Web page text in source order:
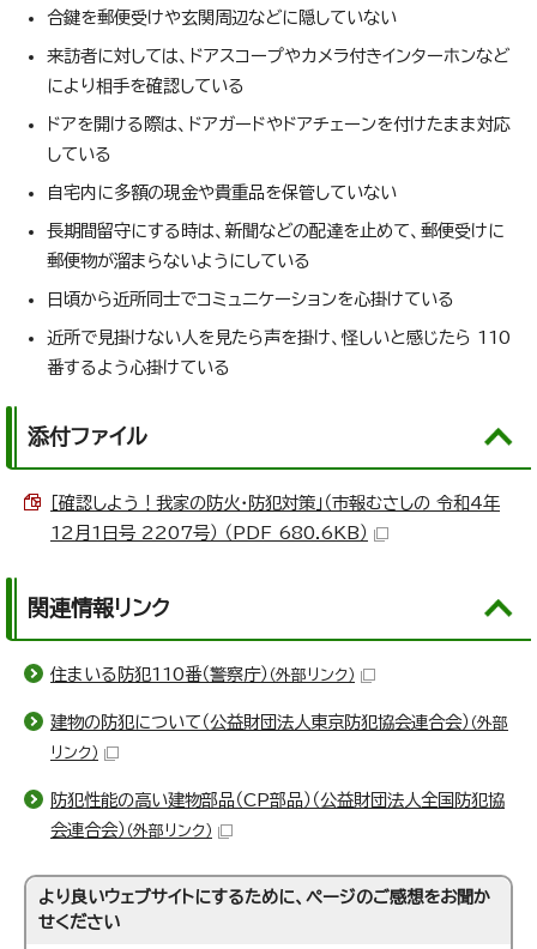
合鍵を郵便受けや玄関周辺などに隠していない
来訪者に対しては、ドアスコープやカメラ付きインターホンなど
により相手を確認している
ドアを開ける際は、ドアガードやドアチェーンを付けたまま対応
している
自宅内に多額の現金や貴重品を保管していない
長期間留守にする時は、新聞などの配達を止めて、郵便受けに
郵便物が溜まらないようにしている
日頃から近所同士でコミュニケーションを心掛けている
近所で見掛けない人を見たら声を掛け、怪しいと感じたら 110
番するよう心掛けている
添付ファイル
［確認しよう！我家の防火・防犯対策」（市報むさしの 令和4年
12月1日号 2207号） （PDF 680.6KB）
関連情報リンク
住まいる防犯110番（警察庁） （外部リンク）
建物の防犯について（公益財団法人東京防犯協会連合会） （外部
リンク）
防犯性能の高い建物部品（CP部品）（公益財団法人全国防犯協
会連合会） （外部リンク）
より良いウェブサイトにするために、ページのご感想をお聞か
せください